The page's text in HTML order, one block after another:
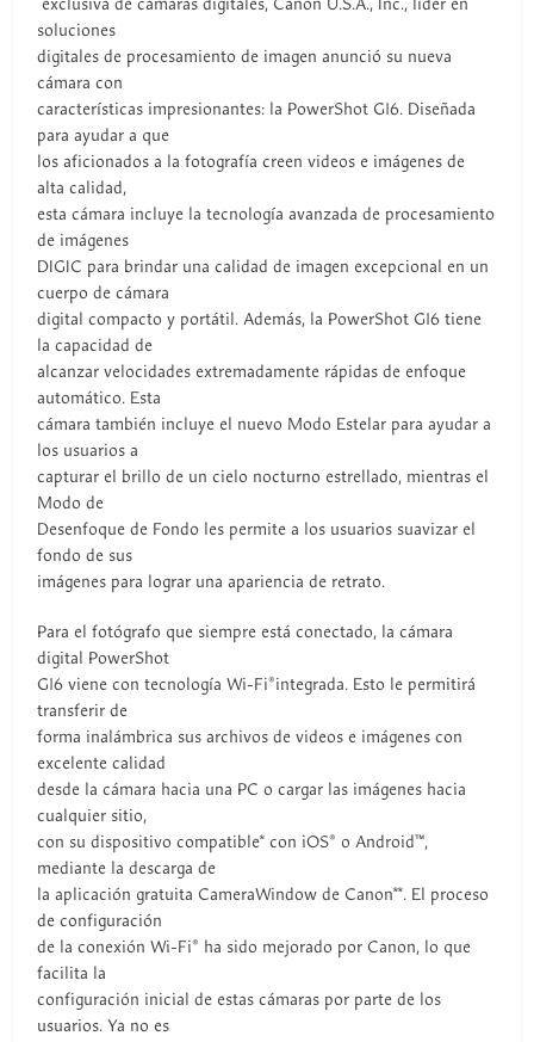
soluciones
digitales de procesamiento de imagen anunció su nueva
cámara con
características impresionantes: la PowerShot G16. Diseñada
para ayudar a que
los aficionados a la fotografía creen videos e imágenes de
alta calidad,
esta cámara incluye la tecnología avanzada de procesamiento
de imágenes
DIGIC para brindar una calidad de imagen excepcional en un
cuerpo de cámara
digital compacto y portátil. Además, la PowerShot G16 tiene
la capacidad de
alcanzar velocidades extremadamente rápidas de enfoque
automático. Esta
cámara también incluye el nuevo Modo Estelar para ayudar a
los usuarios a
capturar el brillo de un cielo nocturno estrellado, mientras el
Modo de
Desenfoque de Fondo les permite a los usuarios suavizar el
fondo de sus
imágenes para lograr una apariencia de retrato.
Para el fotógrafo que siempre está conectado, la cámara
digital PowerShot
G16 viene con tecnología Wi-Fi®integrada. Esto le permitirá
transferir de
forma inalámbrica sus archivos de videos e imágenes con
excelente calidad
desde la cámara hacia una PC o cargar las imágenes hacia
cualquier sitio,
con su dispositivo compatible* con iOS® o Android™,
mediante la descarga de
la aplicación gratuita CameraWindow de Canon**. El proceso
de configuración
de la conexión Wi-Fi® ha sido mejorado por Canon, lo que
facilita la
configuración inicial de estas cámaras por parte de los
usuarios. Ya no es